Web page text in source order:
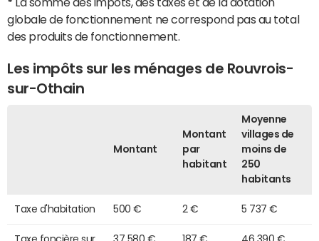
globale de fonctionnement ne correspond pas au total
des produits de fonctionnement.
Les impôts sur les ménages de Rouvrois-
sur-Othain
Montant
Montant
par
habitant
Moyenne
villages de
moins de
250
habitants
Taxe d'habitation 500 € 2 € 5 737 €
Taxe foncière sur
37 580 € 187 € 46 390 €